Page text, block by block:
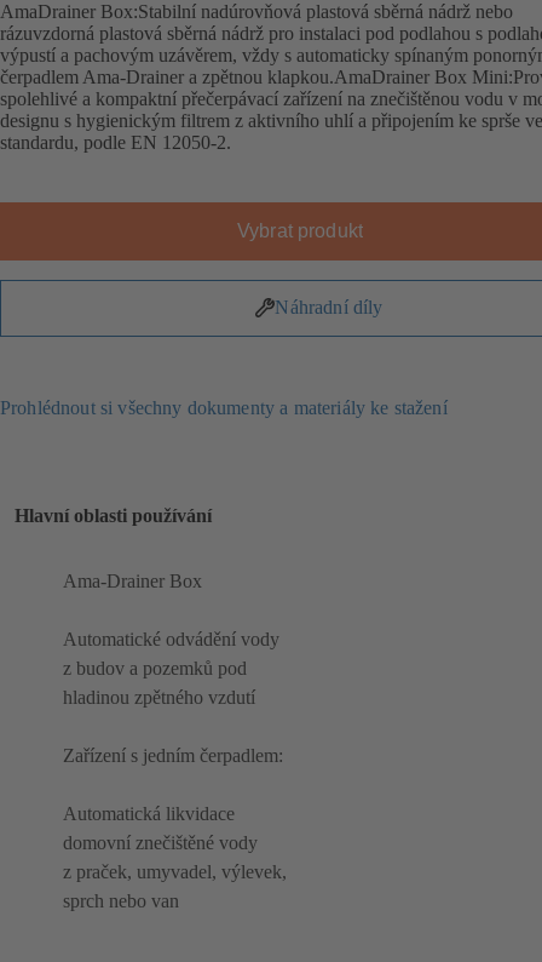
AmaDrainer Box:Stabilní nadúrovňová plastová sběrná nádrž nebo
rázuvzdorná plastová sběrná nádrž pro instalaci pod podlahou s
výpustí a pachovým uzávěrem, vždy s automaticky spínaným
čerpadlem Ama-Drainer a zpětnou klapkou.AmaDrainer Box
spolehlivé a kompaktní přečerpávací zařízení na znečištěnou vodu v
designu s hygienickým filtrem z aktivního uhlí a připojením ke sprše ve
standardu, podle EN 12050-2.
Vybrat produkt
Náhradní díly
Prohlédnout si všechny dokumenty a materiály ke stažení
Hlavní oblasti používání
Ama-Drainer Box
Automatické odvádění vody
z budov a pozemků pod
hladinou zpětného vzdutí
Zařízení s jedním čerpadlem:
Automatická likvidace
domovní znečištěné vody
z praček, umyvadel, výlevek,
sprch nebo van